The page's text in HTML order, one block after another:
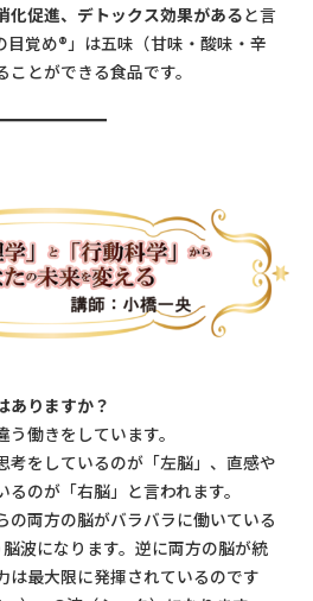
化促進、デトックス効果があると言
目覚め®」は五味（甘味・酸味・辛
とができる食品です。
ありますか？
働きをしています。
考をしているのが「左脳」、直感や
のが「右脳」と言われます。
の両方の脳がバラバラに働いている
波になります。逆に両方の脳が統
は最大限に発揮されているのです